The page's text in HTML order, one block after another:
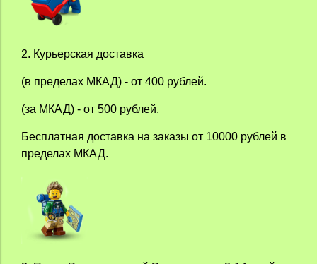
2. Курьерская доставка
(в пределах МКАД) - от 400 рублей.
(за МКАД) - от 500 рублей.
Бесплатная доставка на заказы от 10000 рублей в
пределах МКАД.